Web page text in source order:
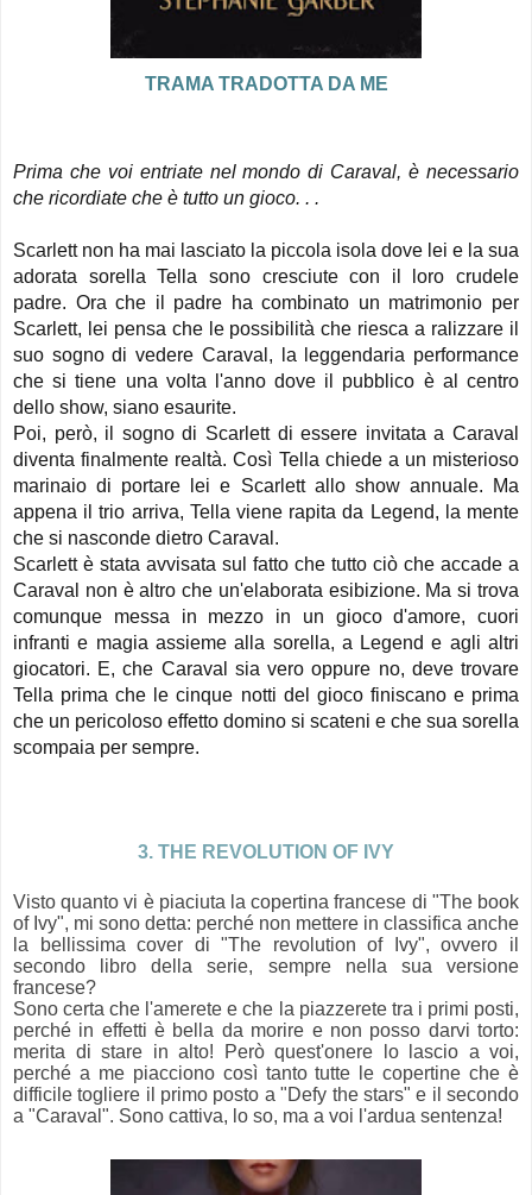
TRAMA TRADOTTA DA ME
Prima che voi entriate nel mondo di Caraval, è necessario
che ricordiate che è tutto un gioco. . .
Scarlett non ha mai lasciato la piccola isola dove lei e la sua
adorata sorella Tella sono cresciute con il loro crudele
padre. Ora che il padre ha combinato un matrimonio per
Scarlett, lei pensa che le possibilità che riesca a ralizzare il
suo sogno di vedere Caraval, la leggendaria performance
che si tiene una volta l'anno dove il pubblico è al centro
dello show, siano esaurite.
Poi, però, il sogno di Scarlett di essere invitata a Caraval
diventa finalmente realtà. Così Tella chiede a un misterioso
marinaio di portare lei e Scarlett allo show annuale. Ma
appena il trio arriva, Tella viene rapita da Legend, la mente
che si nasconde dietro Caraval.
Scarlett è stata avvisata sul fatto che tutto ciò che accade a
Caraval non è altro che un'elaborata esibizione. Ma si trova
comunque messa in mezzo in un gioco d'amore, cuori
infranti e magia assieme alla sorella, a Legend e agli altri
giocatori. E, che Caraval sia vero oppure no, deve trovare
Tella prima che le cinque notti del gioco finiscano e prima
che un pericoloso effetto domino si scateni e che sua sorella
scompaia per sempre.
3. THE REVOLUTION OF IVY
Visto quanto vi è piaciuta la copertina francese di "The book
of Ivy", mi sono detta: perché non mettere in classifica anche
la bellissima cover di "The revolution of Ivy", ovvero il
secondo libro della serie, sempre nella sua versione
francese?
Sono certa che l'amerete e che la piazzerete tra i primi posti,
perché in effetti è bella da morire e non posso darvi torto:
merita di stare in alto! Però quest'onere lo lascio a voi,
perché a me piacciono così tanto tutte le copertine che è
difficile togliere il primo posto a "Defy the stars" e il secondo
a "Caraval". Sono cattiva, lo so, ma a voi l'ardua sentenza!